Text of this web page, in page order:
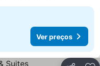
Ver preços